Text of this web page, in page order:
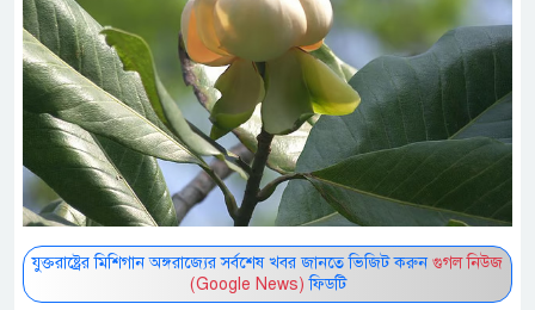
যুক্তরাষ্ট্রের মিশিগান অঙ্গরাজ্যের সর্বশেষ খবর জানতে ভিজিট করুন গুগল নিউজ
(Google News) ফিডটি